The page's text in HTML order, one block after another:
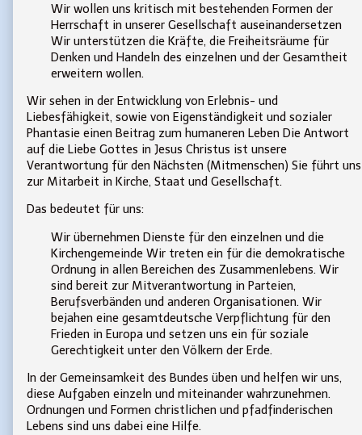
Wir wollen uns kritisch mit bestehenden Formen der
Herrschaft in unserer Gesellschaft auseinandersetzen
Wir unterstützen die Kräfte, die Freiheitsräume für
Denken und Handeln des einzelnen und der Gesamtheit
erweitern wollen.
Wir sehen in der Entwicklung von Erlebnis- und
Liebesfähigkeit, sowie von Eigenständigkeit und sozialer
Phantasie einen Beitrag zum humaneren Leben Die Antwort
auf die Liebe Gottes in Jesus Christus ist unsere
Verantwortung für den Nächsten (Mitmenschen) Sie führt uns
zur Mitarbeit in Kirche, Staat und Gesellschaft.
Das bedeutet für uns:
Wir übernehmen Dienste für den einzelnen und die
Kirchengemeinde Wir treten ein für die demokratische
Ordnung in allen Bereichen des Zusammenlebens. Wir
sind bereit zur Mitverantwortung in Parteien,
Berufsverbänden und anderen Organisationen. Wir
bejahen eine gesamtdeutsche Verpflichtung für den
Frieden in Europa und setzen uns ein für soziale
Gerechtigkeit unter den Völkern der Erde.
In der Gemeinsamkeit des Bundes üben und helfen wir uns,
diese Aufgaben einzeln und miteinander wahrzunehmen.
Ordnungen und Formen christlichen und pfadfinderischen
Lebens sind uns dabei eine Hilfe.